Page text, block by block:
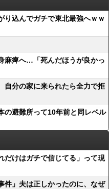
り込んでガチで東北最強へｗｗ
麻痺へ…「死んだほうが良かっ
自分の家に来られたら全力で拒
の避難所って10年前と同レベル
だけはガチで信じてる」って現
件」夫は正しかったのに、なぜ